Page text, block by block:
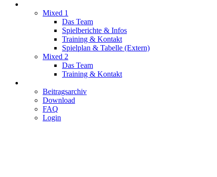
Mixed 1
Das Team
Spielberichte & Infos
Training & Kontakt
Spielplan & Tabelle (Extern)
Mixed 2
Das Team
Training & Kontakt
Beitragsarchiv
Download
FAQ
Login